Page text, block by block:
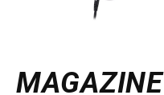
MAGAZINE